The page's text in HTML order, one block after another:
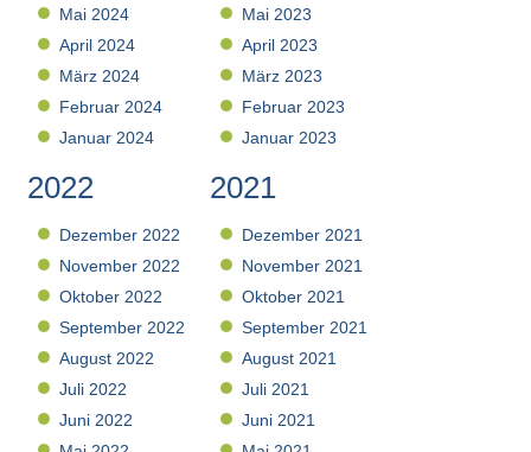
Mai 2024
April 2024
März 2024
Februar 2024
Januar 2024
Mai 2023
April 2023
März 2023
Februar 2023
Januar 2023
2022
Dezember 2022
November 2022
Oktober 2022
September 2022
August 2022
Juli 2022
Juni 2022
2021
Dezember 2021
November 2021
Oktober 2021
September 2021
August 2021
Juli 2021
Juni 2021